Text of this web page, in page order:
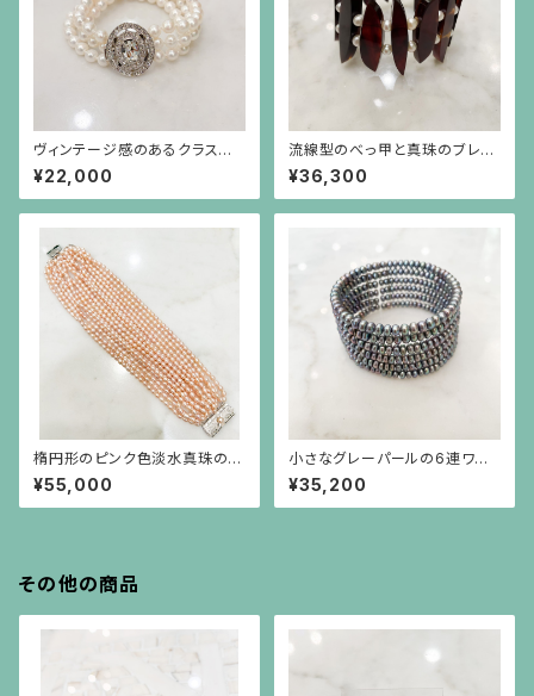
ヴィンテージ感のあるクラスプ
（銀色）のパール3連ブレスレット
¥22,000
流線型のべっ甲と真珠のブレス
レット
¥36,300
楕円形のピンク色淡水真珠の16
連ブレスレット、シルバー金具
¥55,000
小さなグレーパールの6連ワイ
ヤーブレスレット
¥35,200
その他の商品